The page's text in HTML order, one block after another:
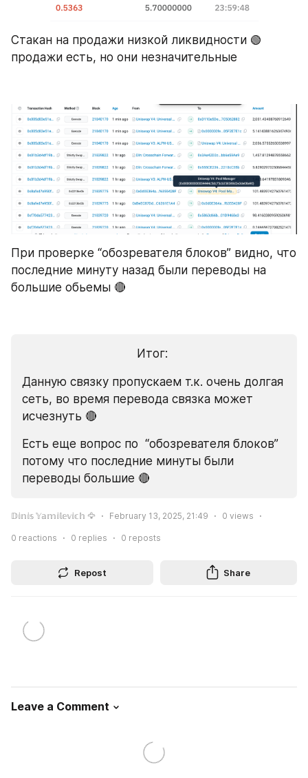
Стакан на продажи низкой ликвидности 🟢
продажи есть, но они незначительные
При проверке “обозревателя блоков” видно, что
последние минуту назад были переводы на
большие обьемы 🔴
Итог:
Данную связку пропускаем т.к. очень долгая
сеть, во время перевода связка может
исчезнуть 🔴
Есть еще вопрос по  “обозревателя блоков”
потому что последние минуты были
переводы большие 🔴
𝔻𝕚𝕟𝕚𝕤 𝕐𝕒𝕞𝕚𝕝𝕖𝕧𝕚𝕔𝕙 🦅 February 13, 2025, 21:49 0 views
0 reactions 0 replies 0 reposts
Repost Share
Leave a Comment